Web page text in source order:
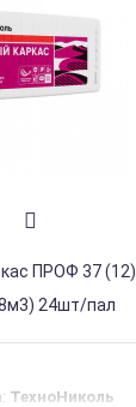
ПРОФ 37 (12)
24шт/пал
: ТехноНиколь